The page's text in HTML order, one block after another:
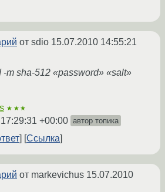
от sdio 15.07.2010 14:55:21
-m sha-512 «password» «salt»
★★★
+00:00 автор топика
Ссылка
от markevichus 15.07.2010